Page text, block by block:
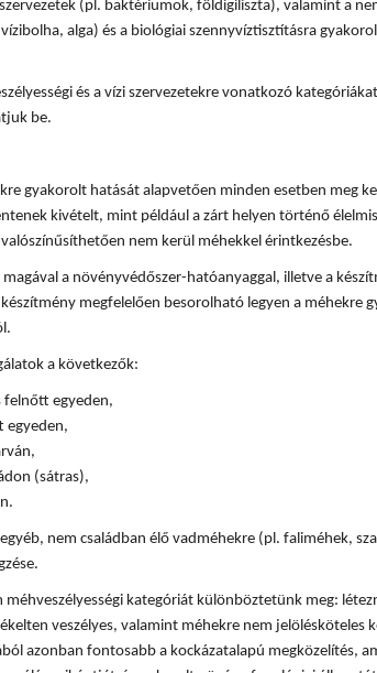
(pl. baktériumok, földigiliszta), valamint a
alga) és a biológiai szennyvíztisztításra
és a vízi szervezetekre vonatkozó
be.
gyakorolt hatását alapvetően minden esetben meg
kivételt, mint például a zárt helyen történő
nem kerül méhekkel érintkezésbe.
magával a növényvédőszer-hatóanyaggal, illetve a
megfelelően besorolható legyen a méhekre
a következők:
felnőtt egyeden,
egyeden,
(sátras),
nem családban élő vadméhekre (pl. faliméhek,
kategóriát különböztetünk meg:
veszélyes, valamint méhekre nem jelölésköteles
azonban fontosabb a kockázatalapú megközelítés,